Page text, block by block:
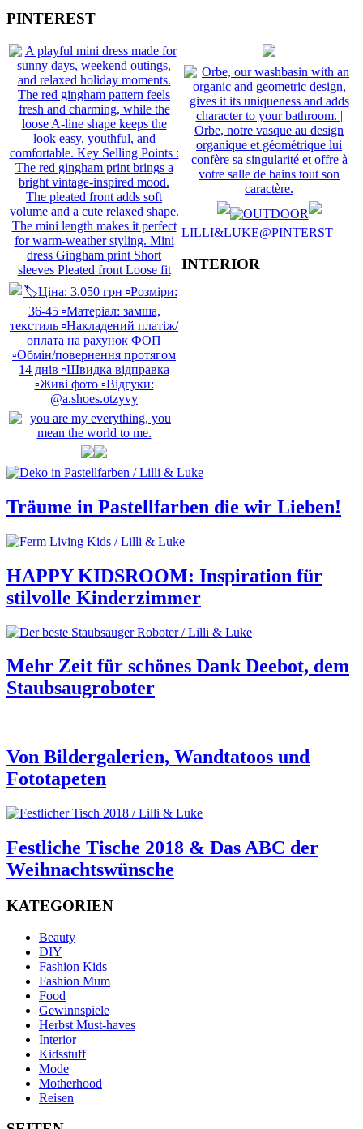
PINTEREST
LILLI&LUKE@PINTERST
INTERIOR
Träume in Pastellfarben die wir Lieben!
HAPPY KIDSROOM: Inspiration für
stilvolle Kinderzimmer
Mehr Zeit für schönes Dank Deebot, dem
Staubsaugroboter
Von Bildergalerien, Wandtatoos und
Fototapeten
Festliche Tische 2018 & Das ABC der
Weihnachtswünsche
KATEGORIEN
Beauty
DIY
Fashion Kids
Fashion Mum
Food
Gewinnspiele
Herbst Must-haves
Interior
Kidsstuff
Mode
Motherhood
Reisen